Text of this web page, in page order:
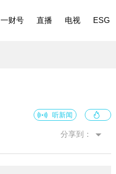
一财号 直播 电视 ESG
听新闻
分享到：